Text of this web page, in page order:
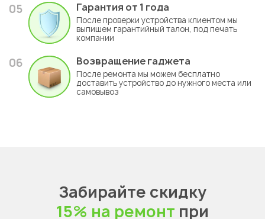
05 Гарантия от 1 года
После проверки устройства клиентом мы
выпишем гарантийный талон, под печать
компании
06 Возвращение гаджета
После ремонта мы можем бесплатно
доставить устройство до нужного места или
самовывоз
Забирайте скидку
15% на ремонт при